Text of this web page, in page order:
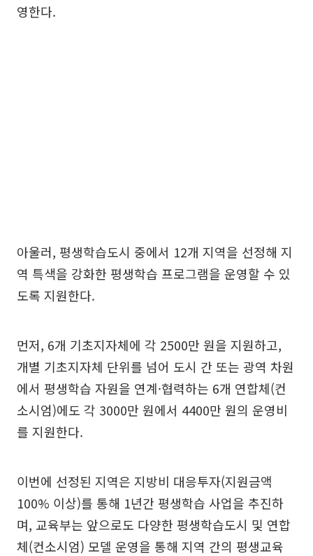
영한다.
아울러, 평생학습도시 중에서 12개 지역을 선정해 지
역 특색을 강화한 평생학습 프로그램을 운영할 수 있
도록 지원한다.
먼저, 6개 기초지자체에 각 2500만 원을 지원하고,
개별 기초지자체 단위를 넘어 도시 간 또는 광역 차원
에서 평생학습 자원을 연계·협력하는 6개 연합체(컨
소시엄)에도 각 3000만 원에서 4400만 원의 운영비
를 지원한다.
이번에 선정된 지역은 지방비 대응투자(지원금액
100% 이상)를 통해 1년간 평생학습 사업을 추진하
며, 교육부는 앞으로도 다양한 평생학습도시 및 연합
체(컨소시엄) 모델 운영을 통해 지역 간의 평생교육